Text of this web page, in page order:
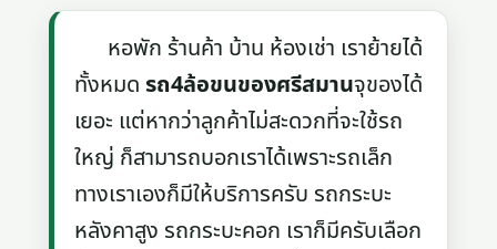
หอพัก ร้านค้า บ้าน ห้องเช่า เราย้ายได้
ทั้งหมดรถ4ล้อขนของศรีสมานจุของได้
เยอะ แต่หากว่าลูกค้าไม่สะดวกที่จะใช้รถ
ใหญ่ ก็สามารถบอกเราได้เพราะรถเล็ก
ทางเราเองก็มีให้บริการครับ รถกระบะ
หลังคาสูง รถกระบะคอก เราก็มีครับเลือก